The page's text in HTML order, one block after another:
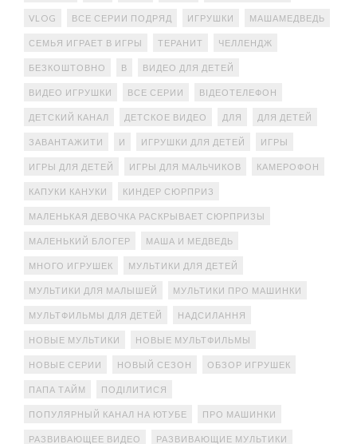
VLOG ВСЕ СЕРИИ ПОДРЯД ИГРУШКИ МАШАМЕДВЕДЬ
СЕМЬЯ ИГРАЕТ В ИГРЫ ТЕРАНИТ ЧЕЛЛЕНДЖ
БЕЗКОШТОВНО В ВИДЕО ДЛЯ ДЕТЕЙ
ВИДЕО ИГРУШКИ ВСЕ СЕРИИ ВІДЕОТЕЛЕФОН
ДЕТСКИЙ КАНАЛ ДЕТСКОЕ ВИДЕО ДЛЯ ДЛЯ ДЕТЕЙ
ЗАВАНТАЖИТИ И ИГРУШКИ ДЛЯ ДЕТЕЙ ИГРЫ
ИГРЫ ДЛЯ ДЕТЕЙ ИГРЫ ДЛЯ МАЛЬЧИКОВ КАМЕРОФОН
КАПУКИ КАНУКИ КИНДЕР СЮРПРИЗ
МАЛЕНЬКАЯ ДЕВОЧКА РАСКРЫВАЕТ СЮРПРИЗЫ
МАЛЕНЬКИЙ БЛОГЕР МАША И МЕДВЕДЬ
МНОГО ИГРУШЕК МУЛЬТИКИ ДЛЯ ДЕТЕЙ
МУЛЬТИКИ ДЛЯ МАЛЫШЕЙ МУЛЬТИКИ ПРО МАШИНКИ
МУЛЬТФИЛЬМЫ ДЛЯ ДЕТЕЙ НАДСИЛАННЯ
НОВЫЕ МУЛЬТИКИ НОВЫЕ МУЛЬТФИЛЬМЫ
НОВЫЕ СЕРИИ НОВЫЙ СЕЗОН ОБЗОР ИГРУШЕК
ПАПА ТАЙМ ПОДІЛИТИСЯ
ПОПУЛЯРНЫЙ КАНАЛ НА ЮТУБЕ ПРО МАШИНКИ
РАЗВИВАЮЩЕЕ ВИДЕО РАЗВИВАЮЩИЕ МУЛЬТИКИ